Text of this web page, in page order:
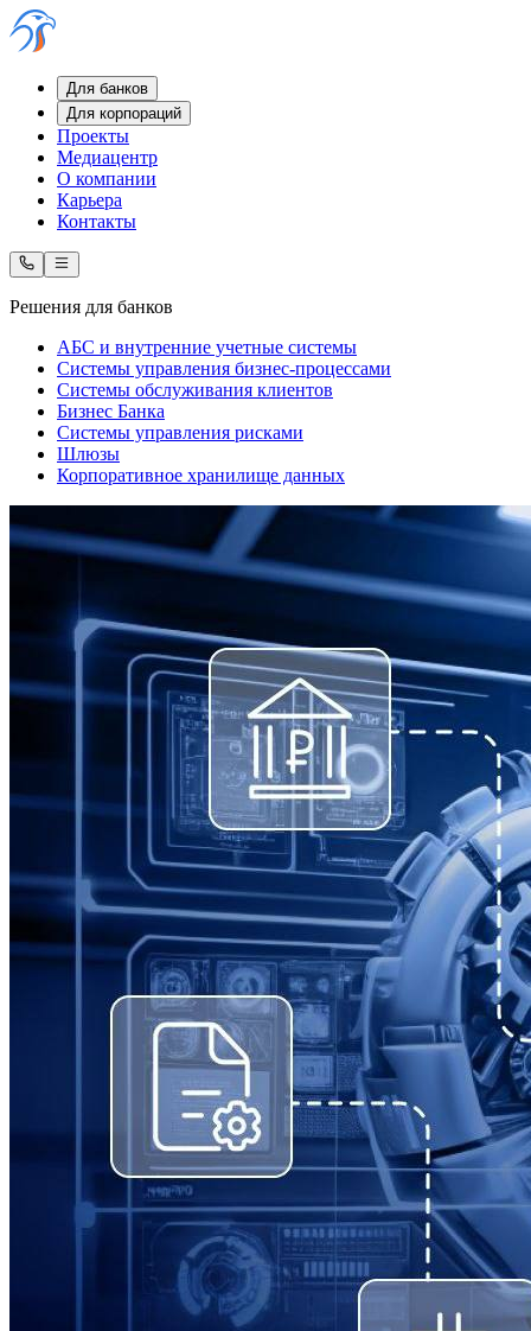
Для банков
Для корпораций
Проекты
Медиацентр
О компании
Карьера
Контакты
Решения для банков
АБС и внутренние учетные системы
Системы управления бизнес-процессами
Системы обслуживания клиентов
Бизнес Банка
Системы управления рисками
Шлюзы
Корпоративное хранилище данных